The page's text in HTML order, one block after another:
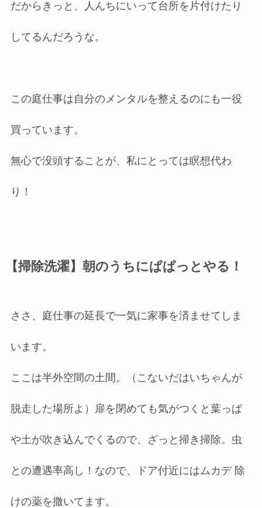
だからきっと、人んちにいって台所を片付けたり
してるんだろうな。
この庭仕事は自分のメンタルを整えるのにも一役
買っています。
無心で没頭することが、私にとっては瞑想代わ
り！
【掃除洗濯】朝のうちにぱぱっとやる！
ささ、庭仕事の延長で一気に家事を済ませてしま
います。
ここは半外空間の土間。（こないだはいちゃんが
脱走した場所よ）扉を閉めても気がつくと葉っぱ
や土が吹き込んでくるので、ざっと掃き掃除。虫
との遭遇率高し！なので、ドア付近にはムカデ 除
けの薬を撒いてます。